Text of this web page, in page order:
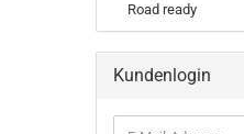
Road ready
Kundenlogin